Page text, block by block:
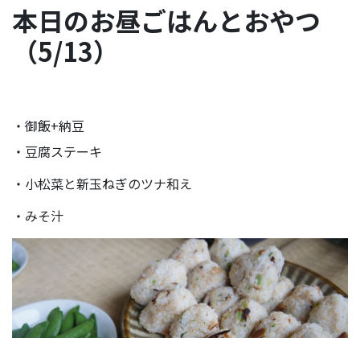
本日のお昼ごはんとおやつ
（5/13）
・御飯+納豆
・豆腐ステーキ
・小松菜と新玉ねぎのツナ和え
・みそ汁